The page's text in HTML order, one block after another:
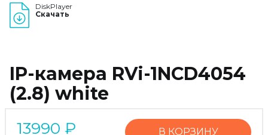
DiskPlayer
Скачать
IP-камера RVi-1NCD4054
(2.8) white
13990 ₽ В КОРЗИНУ